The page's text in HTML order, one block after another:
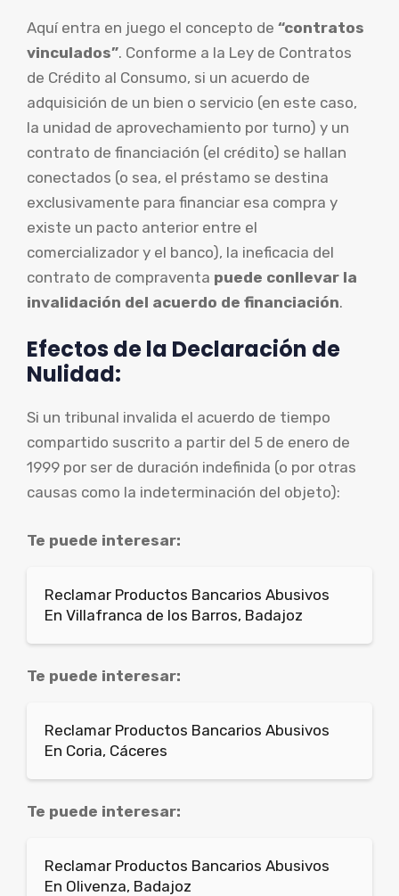
Aquí entra en juego el concepto de “contratos
vinculados”. Conforme a la Ley de Contratos
de Crédito al Consumo, si un acuerdo de
adquisición de un bien o servicio (en este caso,
la unidad de aprovechamiento por turno) y un
contrato de financiación (el crédito) se hallan
conectados (o sea, el préstamo se destina
exclusivamente para financiar esa compra y
existe un pacto anterior entre el
comercializador y el banco), la ineficacia del
contrato de compraventa puede conllevar la
invalidación del acuerdo de financiación.
Efectos de la Declaración de
Nulidad:
Si un tribunal invalida el acuerdo de tiempo
compartido suscrito a partir del 5 de enero de
1999 por ser de duración indefinida (o por otras
causas como la indeterminación del objeto):
Te puede interesar:
Reclamar Productos Bancarios Abusivos
En Villafranca de los Barros, Badajoz
Te puede interesar:
Reclamar Productos Bancarios Abusivos
En Coria, Cáceres
Te puede interesar:
Reclamar Productos Bancarios Abusivos
En Olivenza, Badajoz